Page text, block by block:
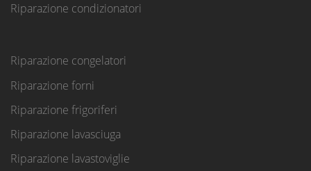
Riparazione condizionatori
Riparazione congelatori
Riparazione forni
Riparazione frigoriferi
Riparazione lavasciuga
Riparazione lavastoviglie